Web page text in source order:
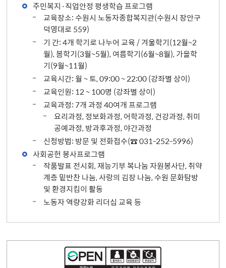
주민복지·직업안정 평생학습 프로그램
교육장소: 수원시 노동자종합복지관(수원시 장안구
덕영대로 559)
기 간: 4개 학기로 나누어 교육 / 겨울학기(12월~2
월), 봄학기(3월~5월), 여름학기(6월~8월), 가을학
기(9월~11월)
교육시간: 월 ~ 토, 09:00 ~ 22:00 (강좌별 상이)
교육인원: 12 ~ 100명 (강좌별 상이)
교육과정: 7개 과정 40여개 프로그램
요리과정, 정보화과정, 어학과정, 건강과정, 취미
공예과정, 방과후과정, 야간과정
신청방법: 방문 및 전화접수(☎ 031-252-5996)
사회공헌 봉사프로그램
작품발표 전시회, 재능기부 복나눔 자원봉사단, 취약
계층 밑반찬 나눔, 사랑의 김장 나눔, 수원 문화탐방
및 환경지킴이 활동
노동자 역량강화 리더십 교육 등